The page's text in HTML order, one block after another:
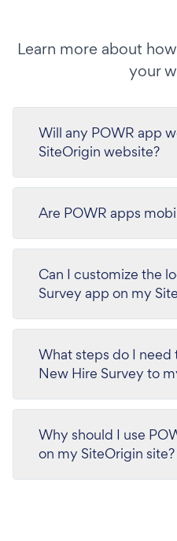
Learn more about
your
Will any POWR app
SiteOrigin website?
Are POWR apps
Can I customize the
Survey app on my
What steps do I
New Hire Survey to
Why should I use
on my SiteOrigin site?